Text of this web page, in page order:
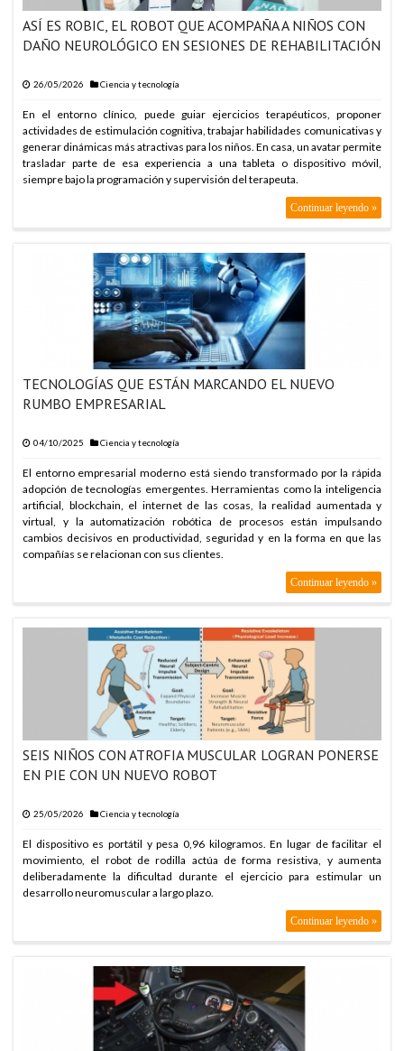
ASÍ ES ROBIC, EL ROBOT QUE ACOMPAÑA A NIÑOS CON
DAÑO NEUROLÓGICO EN SESIONES DE REHABILITACIÓN
26/05/2026 Ciencia y tecnología
En el entorno clínico, puede guiar ejercicios terapéuticos, proponer
actividades de estimulación cognitiva, trabajar habilidades comunicativas y
generar dinámicas más atractivas para los niños. En casa, un avatar permite
trasladar parte de esa experiencia a una tableta o dispositivo móvil,
siempre bajo la programación y supervisión del terapeuta.
Continuar leyendo »
TECNOLOGÍAS QUE ESTÁN MARCANDO EL NUEVO
RUMBO EMPRESARIAL
04/10/2025 Ciencia y tecnología
El entorno empresarial moderno está siendo transformado por la rápida
adopción de tecnologías emergentes. Herramientas como la inteligencia
artificial, blockchain, el internet de las cosas, la realidad aumentada y
virtual, y la automatización robótica de procesos están impulsando
cambios decisivos en productividad, seguridad y en la forma en que las
compañías se relacionan con sus clientes.
Continuar leyendo »
SEIS NIÑOS CON ATROFIA MUSCULAR LOGRAN PONERSE
EN PIE CON UN NUEVO ROBOT
25/05/2026 Ciencia y tecnología
El dispositivo es portátil y pesa 0,96 kilogramos. En lugar de facilitar el
movimiento, el robot de rodilla actúa de forma resistiva, y aumenta
deliberadamente la dificultad durante el ejercicio para estimular un
desarrollo neuromuscular a largo plazo.
Continuar leyendo »